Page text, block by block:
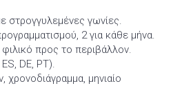
στρογγυλεμένες γωνίες.
2 για κάθε μήνα.
προς το περιβάλλον.
DE, PT).
μηνιαίο